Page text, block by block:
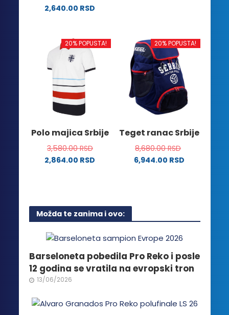
2,640.00 RSD
ima
više
varijanti.
Opcije
mogu
biti
izabrane
stranici
proizvoda.
više
varijanti.
Opcije
mogu
biti
izabrane
na
proizvoda.
20% POPUSTA!
Polo majica Srbije
3,580.00RSD
2,864.00 RSD
više
varijanti.
mogu
biti
izabrane
na
proizvoda.
20% POPUSTA!
Teget ranac Srbije
8,680.00RSD
6,944.00 RSD
Možda te zanima i ovo:
Barseloneta pobedila Pro Reko i posle
12 godina se vratila na evropski tron
13/06/2026